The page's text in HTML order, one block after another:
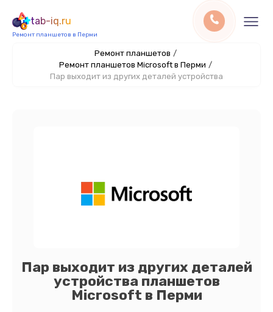
tab-iq.ru
Ремонт планшетов в Перми
Ремонт планшетов /
Ремонт планшетов Microsoft в Перми /
Пар выходит из других деталей устройства
Пар выходит из других деталей
устройства планшетов
Microsoft в Перми